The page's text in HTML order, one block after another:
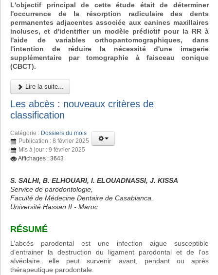
L'objectif principal de cette étude était de déterminer
l'occurrence de la résorption radiculaire des dents
permanentes adjacentes associée aux canines maxillaires
incluses, et d'identifier un modèle prédictif pour la RR à
l'aide de variables orthopantomographiques, dans
l'intention de réduire la nécessité d'une imagerie
supplémentaire par tomographie à faisceau conique
(CBCT).
Lire la suite...
Les abcès : nouveaux critères de
classification
Catégorie : Dossiers du mois
Publication : 8 février 2025
Mis à jour : 9 février 2025
Affichages : 3643
S. SALHI, B. ELHOUARI, I. ELOUADNASSI, J. KISSA
Service de parodontologie,
Faculté de Médecine Dentaire de Casablanca.
Université Hassan II - Maroc
RÉSUMÉ
L’abcès parodontal est une infection aigue susceptible
d’entrainer la destruction du ligament parodontal et de l'os
alvéolaire. elle peut survenir avant, pendant ou après
thérapeutique parodontale.